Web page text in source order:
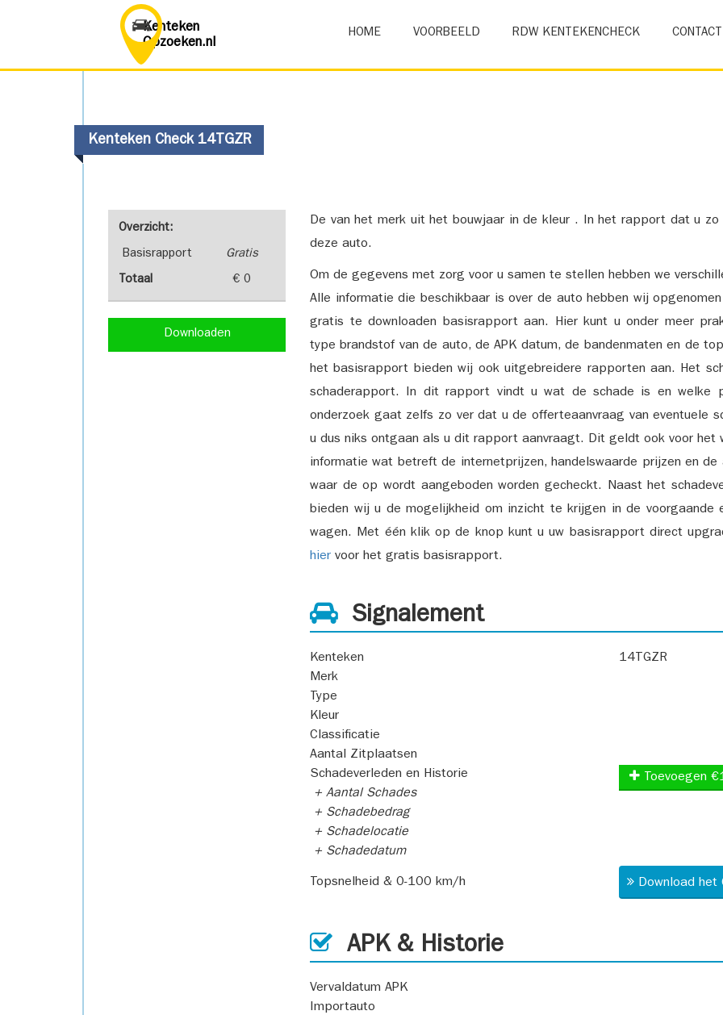
Kenteken
Opzoeken.nl
HOME VOORBEELD RDW KENTEKENCHECK CONTACT
Kenteken Check 14TGZR
Overzicht:
Basisrapport Gratis
Totaal € 0
Downloaden
De van het merk uit het bouwjaar in de kleur . In het rapport dat u
deze auto.
Om de gegevens met zorg voor u samen te stellen hebben we
Alle informatie die beschikbaar is over de auto hebben wij
gratis te downloaden basisrapport aan. Hier kunt u onder meer
type brandstof van de auto, de APK datum, de bandenmaten en de
het basisrapport bieden wij ook uitgebreidere rapporten aan. Het
schaderapport. In dit rapport vindt u wat de schade is en welke
onderzoek gaat zelfs zo ver dat u de offerteaanvraag van eventuele
u dus niks ontgaan als u dit rapport aanvraagt. Dit geldt ook voor
informatie wat betreft de internetprijzen, handelswaarde prijzen en
waar de op wordt aangeboden worden gecheckt. Naast het
bieden wij u de mogelijkheid om inzicht te krijgen in de voorgaande
wagen. Met één klik op de knop kunt u uw basisrapport direct
hier voor het gratis basisrapport.
Signalement
Kenteken
14TGZR
Merk
Type
Kleur
Classificatie
Aantal Zitplaatsen
Schadeverleden en Historie
+ Aantal Schades
+ Schadebedrag
+ Schadelocatie
+ Schadedatum
Toevoegen
Topsnelheid & 0-100 km/h Download
APK & Historie
Vervaldatum APK
Importauto